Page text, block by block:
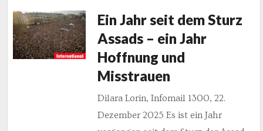
Ein Jahr seit dem Sturz
Assads – ein Jahr
Hoffnung und
Misstrauen
Dilara Lorin, Infomail 1300, 22.
Dezember 2025 Es ist ein Jahr